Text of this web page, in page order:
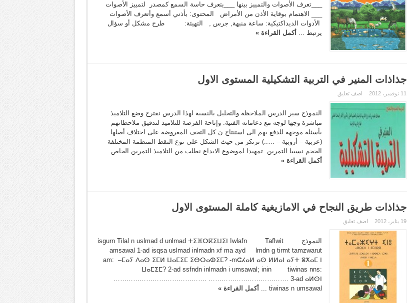
___تعرف الأصوات والتمييز بينها ___يتعرف حاسة السمع كمصدر لتمييز الأصوات
___ الاهتمام بوقاية الأذن من الأمراض المحتوى: بأذني أسمع وأتعرف الأصوات
الأدوات الديداكتيكية: ساعة منبهة, جرس , التهيئة: طرح مشكل أو سؤال
يرتبط ... أكمل القراءة »
جذاذات المنير في التربية التشكيلية المستوى الاول
11 نوفمبر، 2012 اضف تعليق
النموذج سير الدرس الملاحظة والتحليل بالنسبة لهذا الدرس نقترح وضع التلاميذ
مباشرة وجها لوجه مع دعاماته الفنية. وإتاحة الفرصة للتلاميذ لتدقيق ملاحظاتهم
بأسئلة موجهة للدفع بهم الى استنتاج ن كل التحف المعروضة على اختلاف أصلها
(عربية – أروبية – …..) ترتكز من حيث الشكل على نوع النقط المنظمة المختلفة
الحجم نسبيا التمرين: تمهيدا لموضوع الابداع نطلب من التلاميذ التمرين الخاص ...
أكمل القراءة »
جذاذات طريق النجاح في الامازيغية كاملة المستوى الاول
19 يناير، 2012 اضف تعليق
النموذج isgurn Tilal n uslmad d unlmad ⵜⵉⴼⵔⴽⵉⵡⵉⵏ Iwlafn Taflwit
amsawal 1-ad isqsa uslmad inlmadn xf ma ayd lmdn g tirmt tamzwarut
am: –ⵎⴰⵢ ⴷⴰⵙ ⵉⵎⵍ ⵡⴰⵎⵉⵎ ⵉⴱⵔⴰⵀⵉⵎ? -mⵛⵃⴰⵍ ⴰⵙ ⵍⵍⴰⵏ ⴰⵢⵜ ⵓⵅⴰⵎ ⵏ
ⵡⴰⵎⵉⵎ? 2-ad ssfndn inlmadn i umsawal; inin tiwinas nns:
……………………………………. ………………………………. 3-ad ⴰⵍⵙⵏ
tiwinas n umsawal ...
أكمل القراءة »